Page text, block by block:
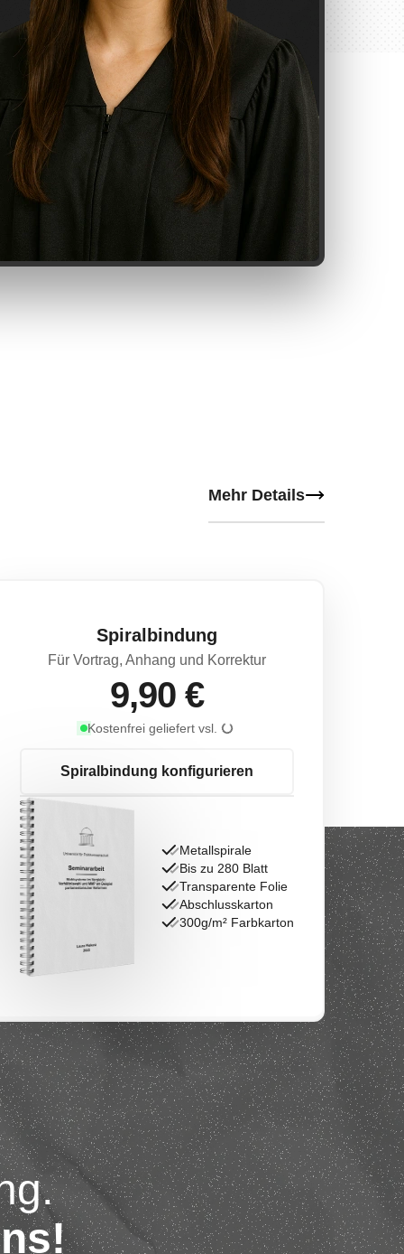
Mehr Details
Spiralbindung
Für Vortrag, Anhang und Korrektur
9,90 €
Kostenfrei geliefert vsl.
Spiralbindung konfigurieren
Metallspirale
Bis zu 280 Blatt
Transparente Folie
Abschlusskarton
300g/m² Farbkarton